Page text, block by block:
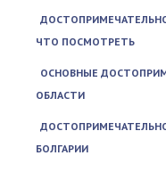
ЧТО ПОСМОТРЕТЬ
ОСНОВНЫЕ
ОБЛАСТИ
БОЛГАРИИ